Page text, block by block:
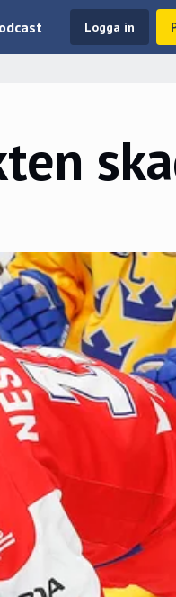
Logga in